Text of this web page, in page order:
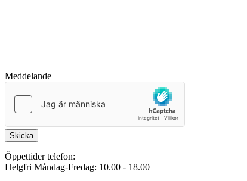
Meddelande
Skicka
Öppettider telefon:
Helgfri Måndag-Fredag: 10.00 - 18.00